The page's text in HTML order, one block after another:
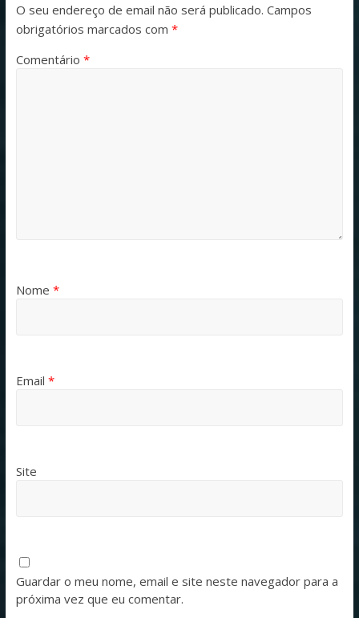
O seu endereço de email não será publicado. Campos
obrigatórios marcados com *
Comentário *
Nome *
Email *
Site
Guardar o meu nome, email e site neste navegador para a
próxima vez que eu comentar.